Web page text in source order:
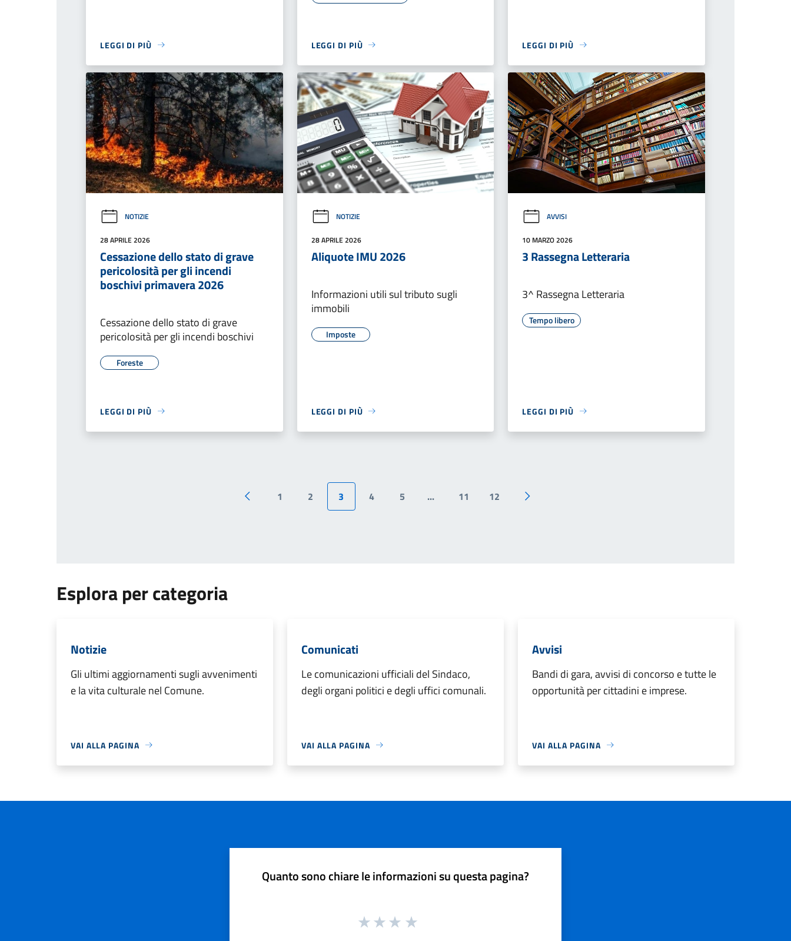
LEGGI DI PIÙ LEGGI DI PIÙ LEGGI DI PIÙ
NOTIZIE
28 APRILE 2026
Cessazione dello stato di grave
pericolosità per gli incendi
boschivi primavera 2026
Cessazione dello stato di grave
pericolosità per gli incendi boschivi
Foreste
LEGGI DI PIÙ
NOTIZIE
28 APRILE 2026
Aliquote IMU 2026
Informazioni utili sul tributo sugli
immobili
Imposte
LEGGI DI PIÙ
AVVISI
10 MARZO 2026
3 Rassegna Letteraria
3^ Rassegna Letteraria
Tempo libero
LEGGI DI PIÙ
Pagina precedente
1 2 3 4 5 ... 11 12
Pagina successiva
Esplora per categoria
Notizie
Gli ultimi aggiornamenti sugli avvenimenti
e la vita culturale nel Comune.
VAI ALLA PAGINA
Comunicati
Le comunicazioni ufficiali del Sindaco,
degli organi politici e degli uffici comunali.
VAI ALLA PAGINA
Avvisi
Bandi di gara, avvisi di concorso e tutte le
opportunità per cittadini e imprese.
VAI ALLA PAGINA
Quanto sono chiare le informazioni su questa pagina?